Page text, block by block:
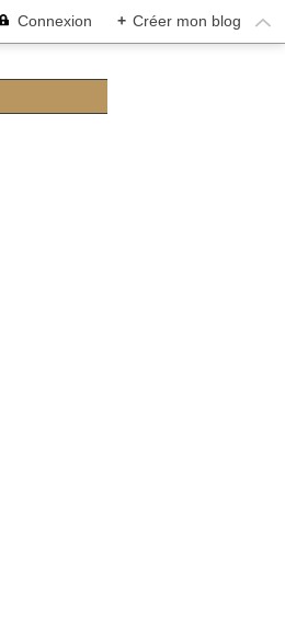
Connexion + Créer mon blog